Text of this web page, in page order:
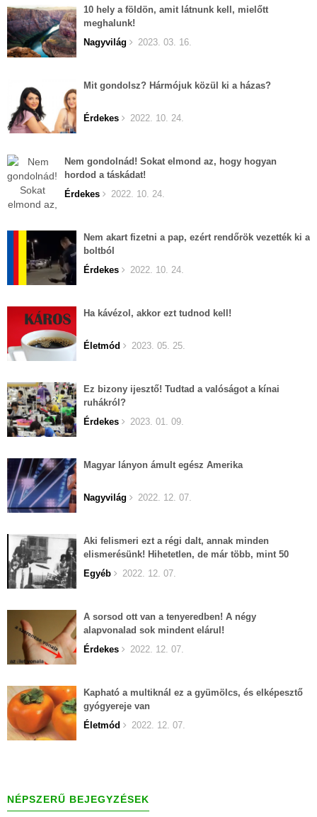
10 hely a földön, amit látnunk kell, mielőtt
meghalunk!
Nagyvilág
2023. 03. 16.
Mit gondolsz? Hármójuk közül ki a házas?
Érdekes 2022. 10. 24.
Nem gondolnád! Sokat elmond az, hogy hogyan
hordod a táskádat!
Érdekes
2022. 10. 24.
Nem akart fizetni a pap, ezért rendőrök vezették ki a
boltból
Érdekes
2022. 10. 24.
Ha kávézol, akkor ezt tudnod kell!
Életmód 2023. 05. 25.
Ez bizony ijesztő! Tudtad a valóságot a kínai
ruhákról?
Érdekes
2023. 01. 09.
Magyar lányon ámult egész Amerika
Nagyvilág 2022. 12. 07.
Aki felismeri ezt a régi dalt, annak minden
elismerésünk! Hihetetlen, de már több, mint 50
éves...
Egyéb 2022. 12. 07.
A sorsod ott van a tenyeredben! A négy
alapvonalad sok mindent elárul!
Érdekes
2022. 12. 07.
Kapható a multiknál ez a gyümölcs, és elképesztő
gyógyereje van
Életmód
2022. 12. 07.
NÉPSZERŰ BEJEGYZÉSEK